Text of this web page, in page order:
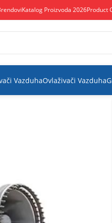
Katalog Proizvoda 2026Product
VazduhaOvlaživači Vazduha